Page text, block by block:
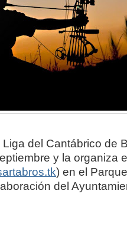
del Cantábrico de
y la organiza
) en el
del